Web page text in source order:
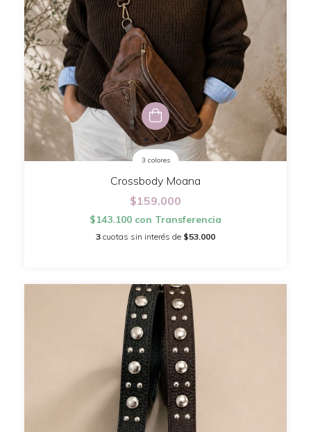
3 colores
Crossbody Moana
$159.000
$143.100 con Transferencia
3 cuotas sin interés de $53.000